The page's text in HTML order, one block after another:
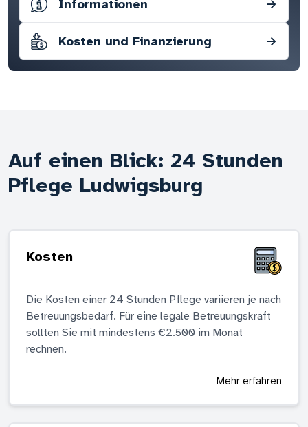
Informationen →
Kosten und Finanzierung →
Auf einen Blick: 24 Stunden
Pflege Ludwigsburg
Kosten
Die Kosten einer 24 Stunden Pflege variieren je nach
Betreuungsbedarf. Für eine legale Betreuungskraft
sollten Sie mit mindestens €2.500 im Monat
rechnen.
Mehr erfahren